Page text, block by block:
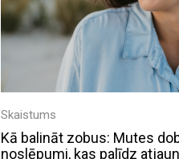
Skaistums
Kā balināt zobus: Mutes
noslēpumi, kas palīdz